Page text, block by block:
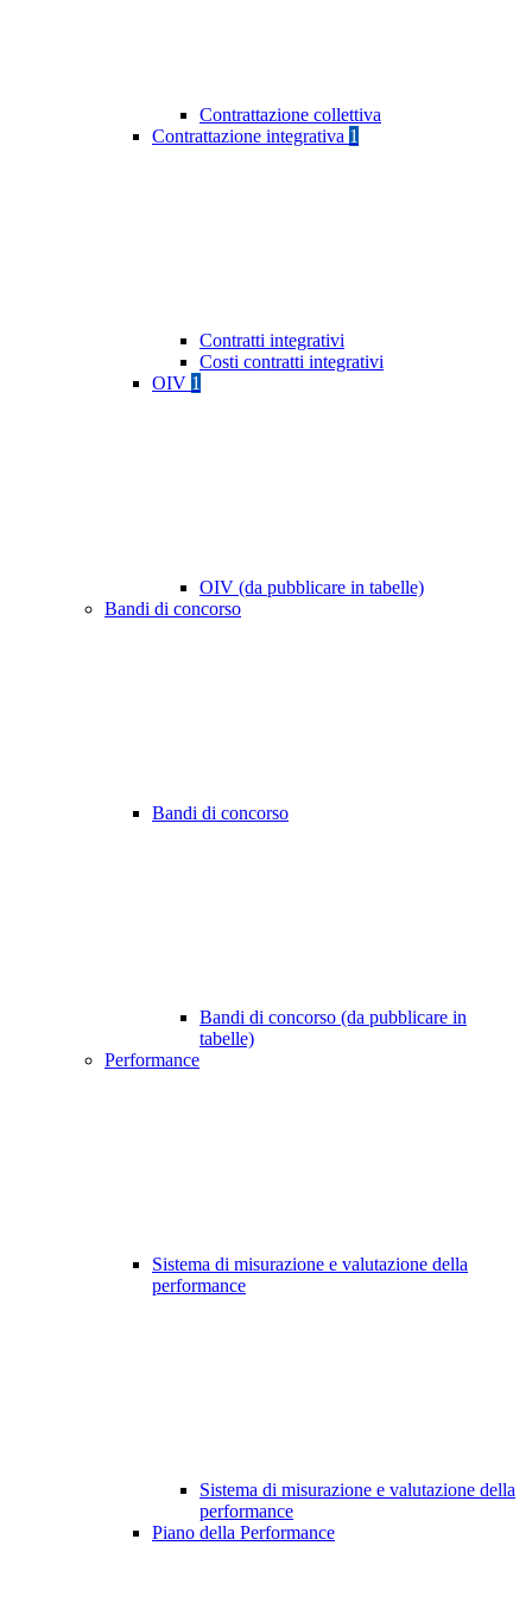
Contrattazione collettiva
Contrattazione integrativa 1
Contratti integrativi
Costi contratti integrativi
OIV 1
OIV (da pubblicare in tabelle)
Bandi di concorso
Bandi di concorso
Bandi di concorso (da pubblicare in
tabelle)
Performance
Sistema di misurazione e valutazione della
performance
Sistema di misurazione e valutazione della
performance
Piano della Performance